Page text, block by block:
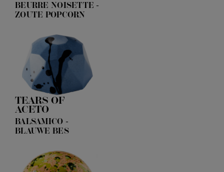
BEURRE NOISETTE -
ZOUTE POPCORN
TEARS OF
ACETO
BALSAMICO -
BLAUWE BES